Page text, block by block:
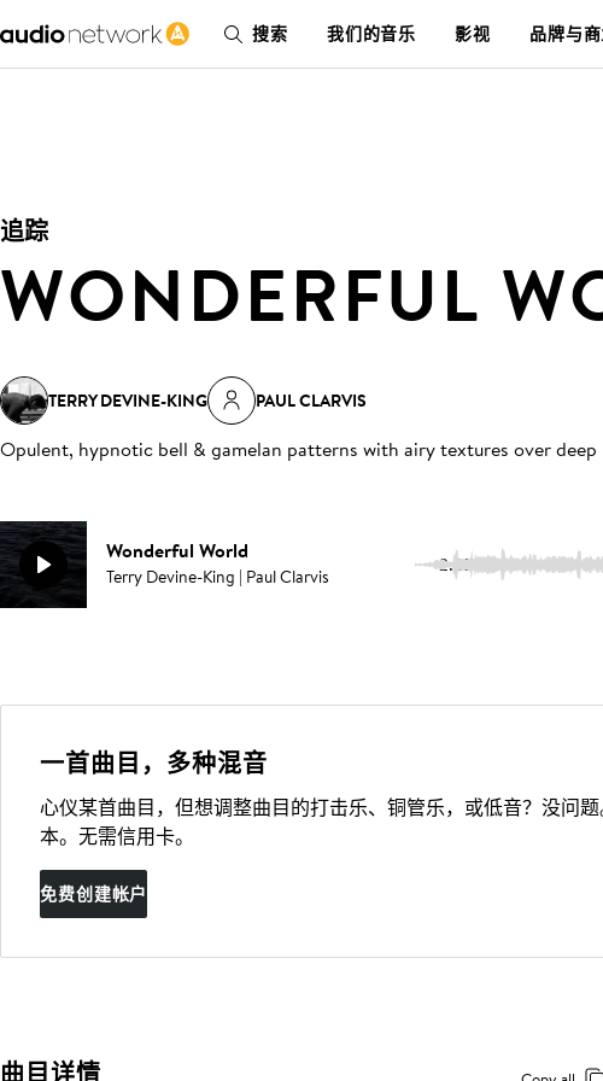
搜索 我们的音乐 影视 品牌与
追踪
WONDERFUL
TERRY DEVINE-KING PAUL CLARVIS
Opulent, hypnotic bell & gamelan patterns with airy textures over
Wonderful World
Terry Devine-King | Paul Clarvis 2:23
一首曲目，多种混音
心仪某首曲目，但想调整曲目的打击乐、铜管乐，或低音？没问
本。无需信用卡。
免费创建帐户
曲目详情